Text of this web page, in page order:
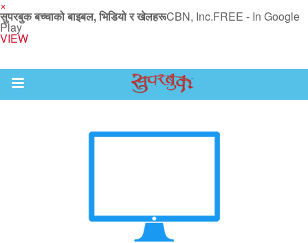
×
सुपरबुक बच्चाको बाइबल, भिडियो र खेलहरूCBN, Inc.FREE - In Google
Play
VIEW
Return to Content